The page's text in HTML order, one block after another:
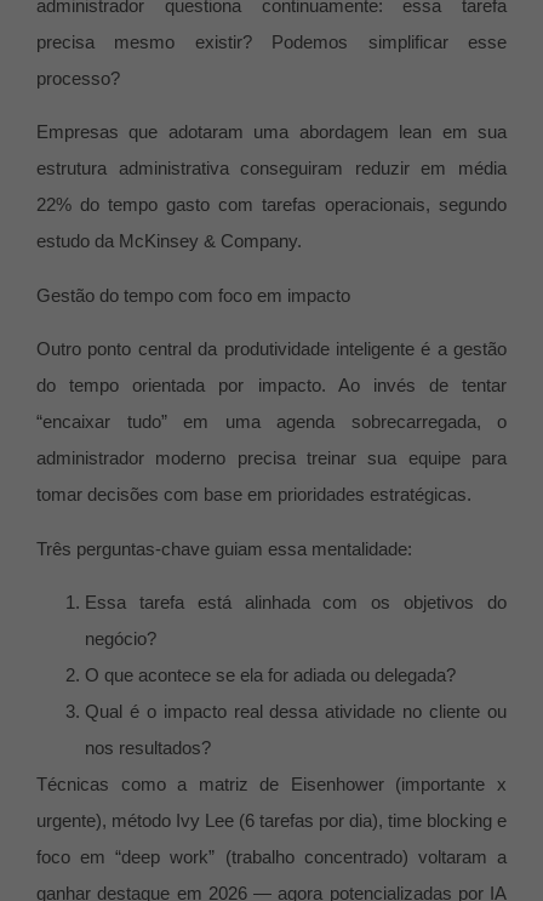
administrador questiona continuamente: essa tarefa
precisa mesmo existir? Podemos simplificar esse
processo?
Empresas que adotaram uma abordagem lean em sua
estrutura administrativa conseguiram reduzir em média
22% do tempo gasto com tarefas operacionais, segundo
estudo da McKinsey & Company.
Gestão do tempo com foco em impacto
Outro ponto central da produtividade inteligente é a gestão
do tempo orientada por impacto. Ao invés de tentar
“encaixar tudo” em uma agenda sobrecarregada, o
administrador moderno precisa treinar sua equipe para
tomar decisões com base em prioridades estratégicas.
Três perguntas-chave guiam essa mentalidade:
Essa tarefa está alinhada com os objetivos do
negócio?
O que acontece se ela for adiada ou delegada?
Qual é o impacto real dessa atividade no cliente ou
nos resultados?
Técnicas como a matriz de Eisenhower (importante x
urgente), método Ivy Lee (6 tarefas por dia), time blocking e
foco em “deep work” (trabalho concentrado) voltaram a
ganhar destaque em 2026 — agora potencializadas por IA